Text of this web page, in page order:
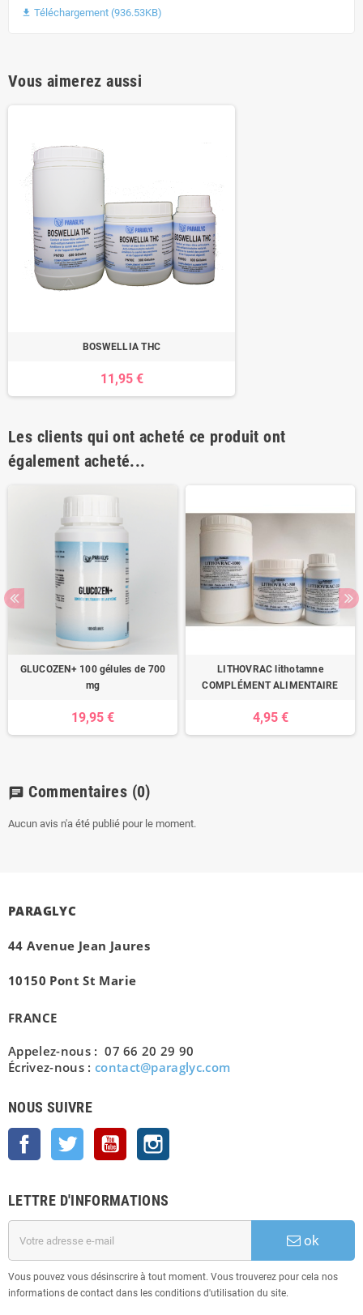
 Téléchargement (936.53KB)
Vous aimerez aussi
BOSWELLIA THC
11,95 €
Les clients qui ont acheté ce produit ont
également acheté...
GLUCOZEN+ 100 gélules de 700
mg
19,95 €
LITHOVRAC lithotamne
COMPLÉMENT ALIMENTAIRE
4,95 €
chat Commentaires (0)
Aucun avis n'a été publié pour le moment.
PARAGLYC
44 Avenue Jean Jaures
10150 Pont St Marie
FRANCE
Appelez-nous : 07 66 20 29 90
Écrivez-nous : contact@paraglyc.com
NOUS SUIVRE
Facebook Twitter YouTube
LETTRE D'INFORMATIONS
ok
Vous pouvez vous désinscrire à tout moment. Vous trouverez pour cela nos
informations de contact dans les conditions d'utilisation du site.